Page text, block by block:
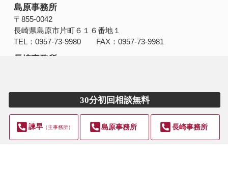
島原事務所
〒855-0042
長崎県島原市片町６１６番地１
TEL：0957-73-9980 FAX：0957-73-9981
長崎事務所
TEL：095-801-1040 FAX：095-801-1170
30分初回相談無料
諫早（主事務所） 島原事務所 長崎事務所